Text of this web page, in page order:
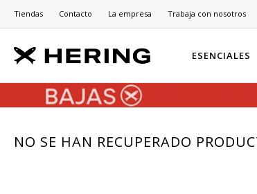
ESENCIALES
Tiendas Contacto La empresa Trabaja con nosotros
NO SE HAN RECUPERADO